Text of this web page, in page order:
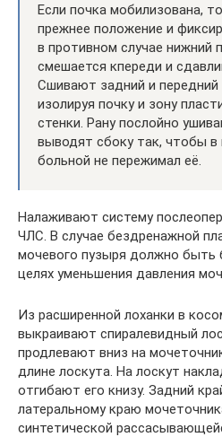
Если почка мобилизована,
прежнее положение и
в противном случае нижний
смешается кпереди и
Сшивают задний и
изолируя почку и зону
стенки. Рану послойно
выводят сбоку так, чтобы
больной не пережимал её.
Налаживают систему
ЧЛС. В случае бездренажной
мочевого пузыря должно быть
целях уменьшения давления
Из расширенной лоханки в
выкраивают спиралевидный
продлевают вниз на
длине лоскута. На лоскут
отгибают его книзу. Задний
латеральному краю
синтетической